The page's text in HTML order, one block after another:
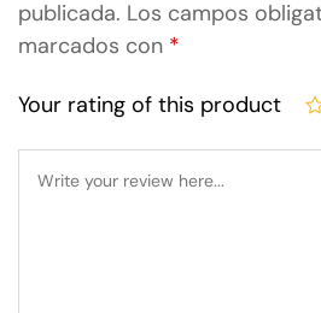
publicada. Los campos
marcados con *
Your rating of this product